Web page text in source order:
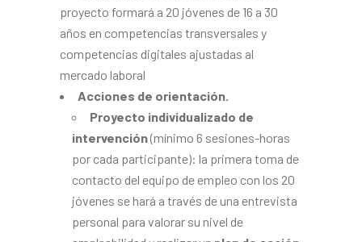
proyecto formará a 20 jóvenes de 16 a 30
años en competencias transversales y
competencias digitales ajustadas al
mercado laboral
Acciones de orientación.
Proyecto individualizado de
intervención(mínimo 6 sesiones-horas
por cada participante): la primera toma de
contacto del equipo de empleo con los 20
jóvenes se hará a través de una entrevista
personal para valorar su nivel de